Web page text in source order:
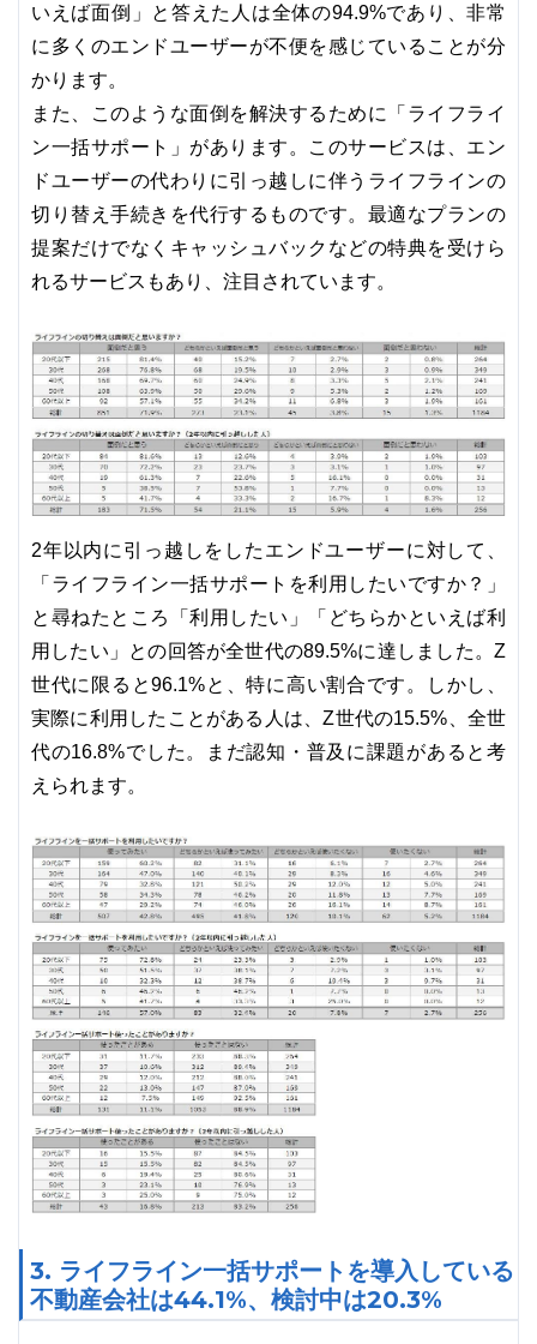
いえば面倒」と答えた人は全体の94.9%であり、非常
に多くのエンドユーザーが不便を感じていることが分
かります。
また、このような面倒を解決するために「ライフライ
ン一括サポート」があります。このサービスは、エン
ドユーザーの代わりに引っ越しに伴うライフラインの
切り替え手続きを代行するものです。最適なプランの
提案だけでなくキャッシュバックなどの特典を受けら
れるサービスもあり、注目されています。
2年以内に引っ越しをしたエンドユーザーに対して、
「ライフライン一括サポートを利用したいですか？」
と尋ねたところ「利用したい」「どちらかといえば利
用したい」との回答が全世代の89.5%に達しました。Z
世代に限ると96.1%と、特に高い割合です。しかし、
実際に利用したことがある人は、Z世代の15.5%、全世
代の16.8%でした。まだ認知・普及に課題があると考
えられます。
3. ライフライン一括サポートを導入している
不動産会社は44.1%、検討中は20.3%